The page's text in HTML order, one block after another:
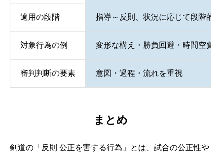
適用の段階 指導～反則、状況に応じて段階的
対象行為の例 変形な構え・勝負回避・時間空費
審判判断の要素 意図・過程・流れを重視
まとめ
剣道の「反則 公正を害する行為」とは、試合の公正性や